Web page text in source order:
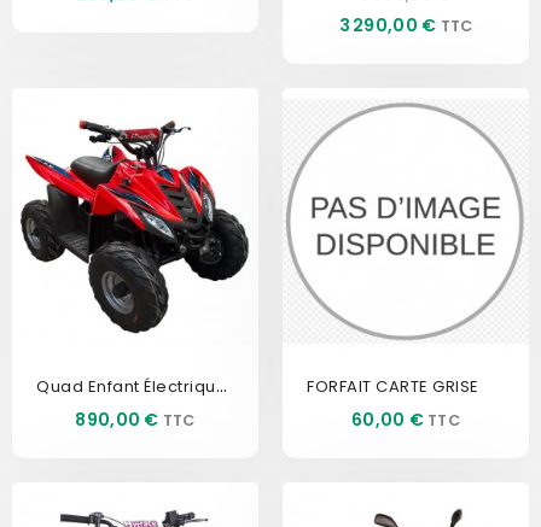
de
3 290,00 €
Quad Enfant Électrique HY35EV
Prix
890,00 €
FORFAIT CARTE GRISE
Prix
60,00 €